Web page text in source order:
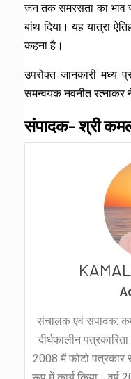
जन तक समरसता का भाव
बांथ दिया। यह यात्रा
कहना है।
उपरोक्त जानकारी मध्य
समन्वयक नवनीत रत्नाकर
संपादक- श्री कमल
संचालक एवं संपादक:
दीर्घकालीन
2008 में फोटो पत्रकार